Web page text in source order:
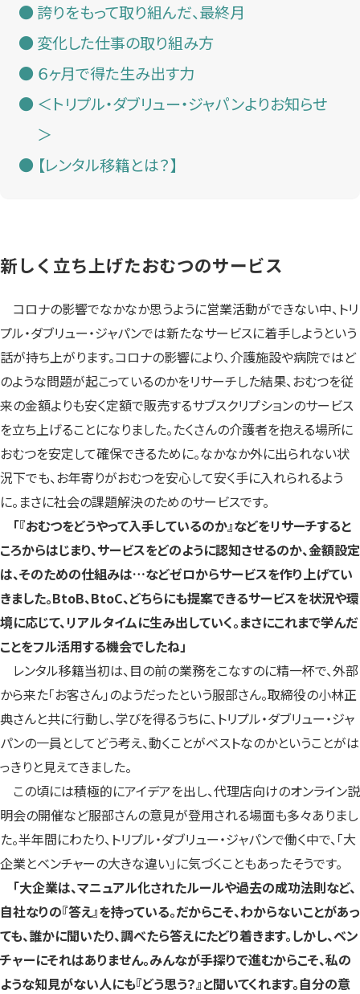
誇りをもって取り組んだ、最終月
変化した仕事の取り組み方
６ヶ月で得た生み出す力
＜トリプル・ダブリュー・ジャパンよりお知らせ
＞
【レンタル移籍とは？】
新しく立ち上げたおむつのサービス
コロナの影響でなかなか思うように営業活動ができない中、トリ
プル・ダブリュー・ジャパンでは新たなサービスに着手しようという
話が持ち上がります。コロナの影響により、介護施設や病院ではど
のような問題が起こっているのかをリサーチした結果、おむつを従
来の金額よりも安く定額で販売するサブスクリプションのサービス
を立ち上げることになりました。たくさんの介護者を抱える場所に
おむつを安定して確保できるために。なかなか外に出られない状
況下でも、お年寄りがおむつを安心して安く手に入れられるよう
に。まさに社会の課題解決のためのサービスです。
「『おむつをどうやって入手しているのか』などをリサーチすると
ころからはじまり、サービスをどのように認知させるのか、金額設定
は、そのための仕組みは…などゼロからサービスを作り上げてい
きました。BtoB、BtoC、どちらにも提案できるサービスを状況や環
境に応じて、リアルタイムに生み出していく。まさにこれまで学んだ
ことをフル活用する機会でしたね」
レンタル移籍当初は、目の前の業務をこなすのに精一杯で、外部
から来た「お客さん」のようだったという服部さん。取締役の小林正
典さんと共に行動し、学びを得るうちに、トリプル・ダブリュー・ジャ
パンの一員としてどう考え、動くことがベストなのかということがは
っきりと見えてきました。
この頃には積極的にアイデアを出し、代理店向けのオンライン説
明会の開催など服部さんの意見が登用される場面も多々ありまし
た。半年間にわたり、トリプル・ダブリュー・ジャパンで働く中で、「大
企業とベンチャーの大きな違い」に気づくこともあったそうです。
「大企業は、マニュアル化されたルールや過去の成功法則など、
自社なりの『答え』を持っている。だからこそ、わからないことがあっ
ても、誰かに聞いたり、調べたら答えにたどり着きます。しかし、ベン
チャーにそれはありません。みんなが手探りで進むからこそ、私の
ような知見がない人にも『どう思う？』と聞いてくれます。自分の意